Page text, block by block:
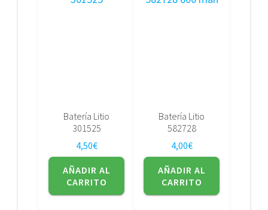
Batería Litio
301525
4,50€
AÑADIR AL
CARRITO
Batería Litio
582728
4,00€
AÑADIR AL
CARRITO